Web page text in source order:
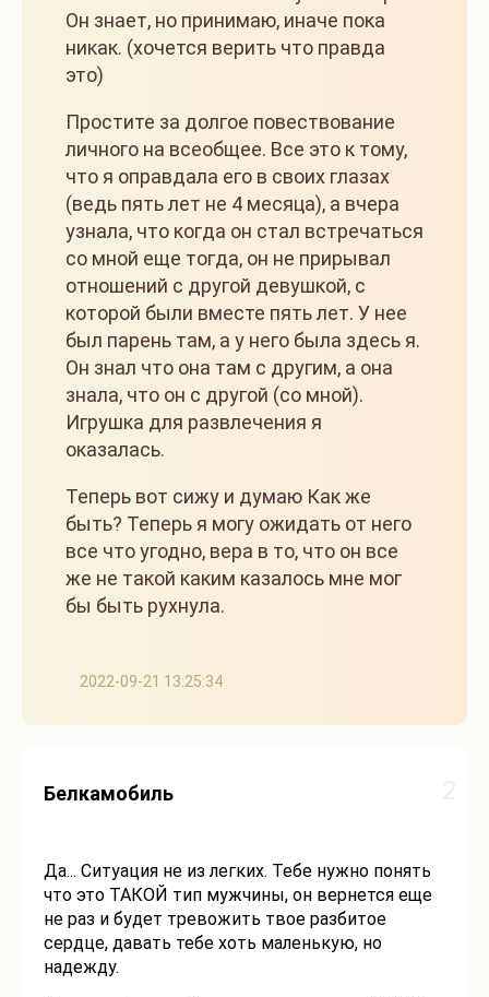
2022-09-21 13:25:34
Он знает, но принимаю, иначе пока
никак. (хочется верить что правда
это)
Простите за долгое повествование
личного на всеобщее. Все это к тому,
что я оправдала его в своих глазах
(ведь пять лет не 4 месяца), а вчера
узнала, что когда он стал встречаться
со мной еще тогда, он не прирывал
отношений с другой девушкой, с
которой были вместе пять лет. У нее
был парень там, а у него была здесь я.
Он знал что она там с другим, а она
знала, что он с другой (со мной).
Игрушка для развлечения я
оказалась.
Теперь вот сижу и думаю Как же
быть? Теперь я могу ожидать от него
все что угодно, вера в то, что он все
же не такой каким казалось мне мог
бы быть рухнула.
Белкамобиль
Да... Ситуация не из легких. Тебе нужно понять
что это ТАКОЙ тип мужчины, он вернется еще
не раз и будет тревожить твое разбитое
сердце, давать тебе хоть маленькую, но
надежду.